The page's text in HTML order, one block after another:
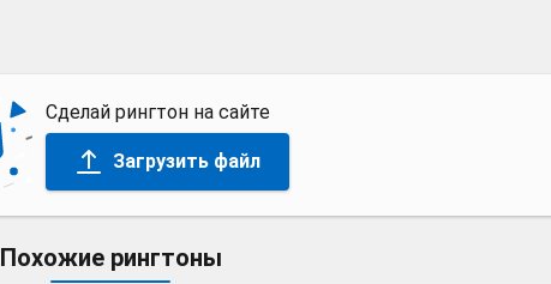
Сделай рингтон на сайте
Загрузить файл
Похожие рингтоны